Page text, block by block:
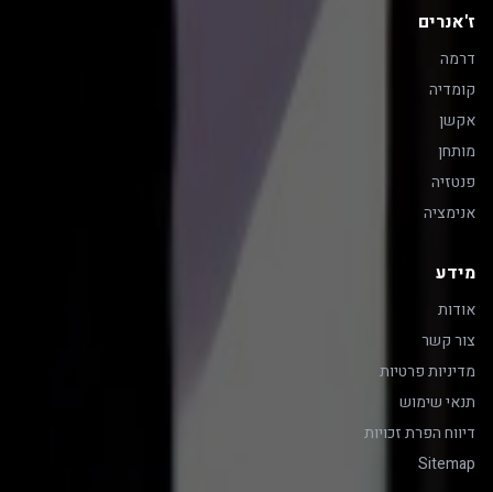
ז'אנרים
דרמה
קומדיה
אקשן
מותחן
פנטזיה
אנימציה
מידע
אודות
צור קשר
מדיניות פרטיות
תנאי שימוש
דיווח הפרת זכויות
Sitemap